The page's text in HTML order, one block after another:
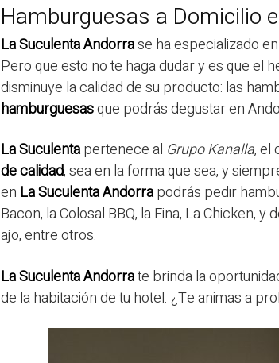
Hamburguesas a Domicilio
La Suculenta Andorrase ha especializado
Pero que esto no te haga dudar y es que el
disminuye la calidad de su producto: las
hamburguesasque podrás degustar en
La Suculentapertenece al Grupo Kanalla, el
de calidad, sea en la forma que sea, y
en La Suculenta Andorrapodrás pedir
Bacon, la Colosal BBQ, la Fina, La Chicken,
ajo, entre otros.
La Suculenta Andorrate brinda la
de la habitación de tu hotel. ¿Te animas a